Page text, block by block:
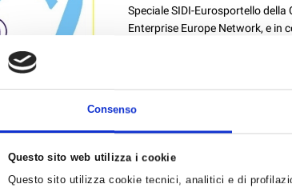
Consenso
Questo sito web utilizza i cookie
Questo sito utilizza cookie tecnici, analitici e di
Speciale SIDI-Eurosportello della
Enterprise Europe Network, e in
SEMINARIO A FAENZA.
News /Ufficio sindacale